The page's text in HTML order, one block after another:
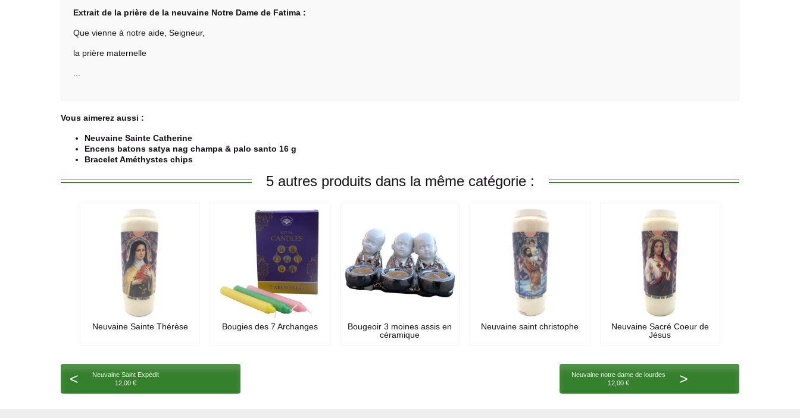
Extrait de la prière de la neuvaine Notre Dame de Fatima :
Que vienne à notre aide, Seigneur,
la prière maternelle
Vous aimerez aussi :
Neuvaine Sainte Catherine
Encens batons satya nag champa & palo santo 16 g
Bracelet Améthystes chips
5 autres produits dans la même catégorie :
Neuvaine Sainte Thérèse Bougies des 7 Archanges
Bougeoir 3 moines assis en
céramique
Neuvaine saint christophe
Neuvaine Sacré Coeur de
Jésus
<
Neuvaine Saint Expédit
12,00 €
Neuvaine notre dame de lourdes
12,00 €
>